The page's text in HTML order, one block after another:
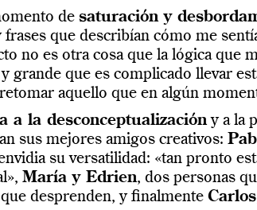
de saturación y
que describían cómo me
no es otra cosa que la lógica que
grande que es complicado llevar
aquello que en algún
a la desconceptualizacióny a la
sus mejores amigos creativos:
su versatilidad: «tan pronto
María y Edrien, dos personas
desprenden, y finalmente Carlos